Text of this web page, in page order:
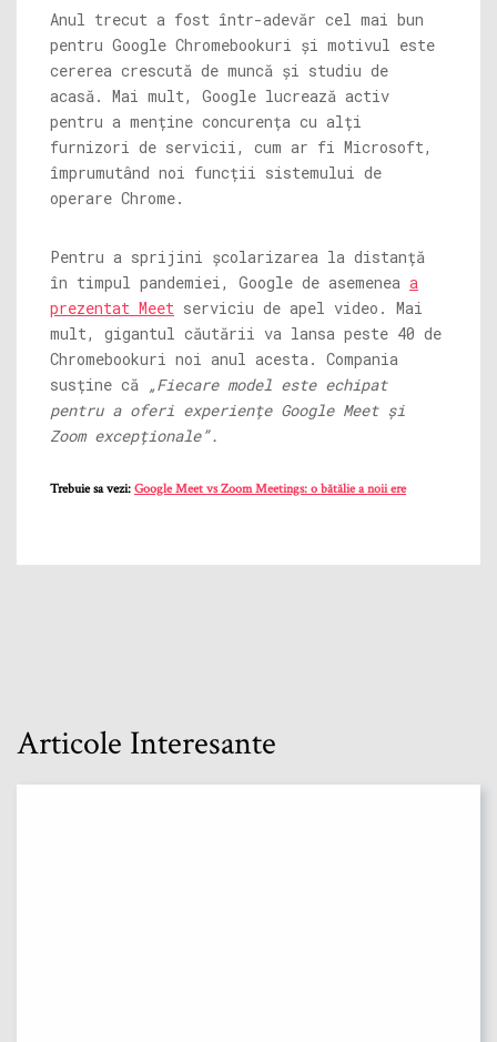
Anul trecut a fost într-adevăr cel mai bun
pentru Google Chromebookuri și motivul este
cererea crescută de muncă și studiu de
acasă. Mai mult, Google lucrează activ
pentru a menține concurența cu alți
furnizori de servicii, cum ar fi Microsoft,
împrumutând noi funcții sistemului de
operare Chrome.
Pentru a sprijini școlarizarea la distanță
în timpul pandemiei, Google de asemenea a
prezentat Meet serviciu de apel video. Mai
mult, gigantul căutării va lansa peste 40 de
Chromebookuri noi anul acesta. Compania
susține că „Fiecare model este echipat
pentru a oferi experiențe Google Meet și
Zoom excepționale”.
Trebuie sa vezi: Google Meet vs Zoom Meetings: o bătălie a noii ere
Articole Interesante